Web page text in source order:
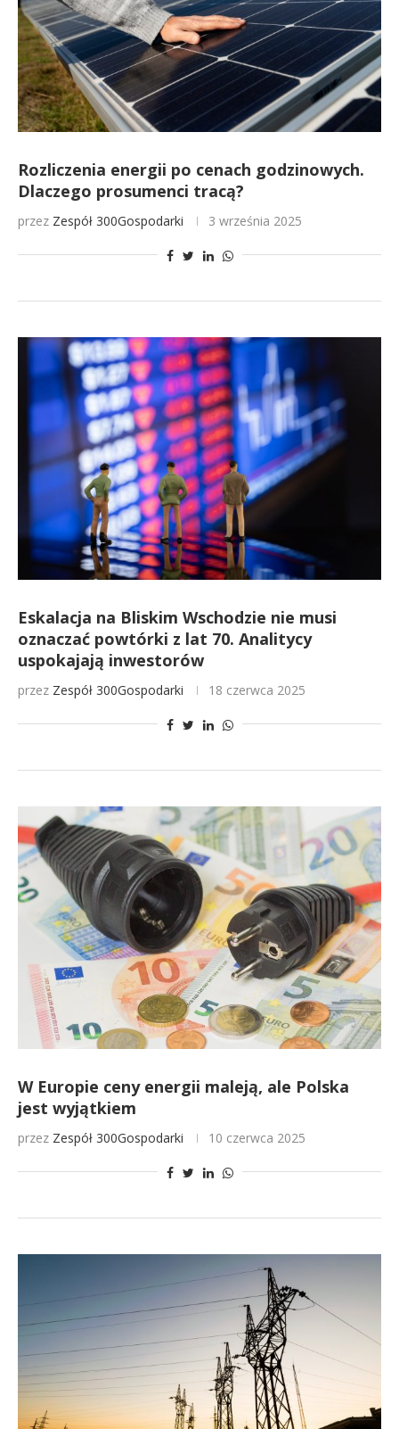
Rozliczenia energii po cenach godzinowych.
Dlaczego prosumenci tracą?
przez Zespół 300Gospodarki 3 września 2025
Eskalacja na Bliskim Wschodzie nie musi
oznaczać powtórki z lat 70. Analitycy
uspokajają inwestorów
przez Zespół 300Gospodarki 18 czerwca 2025
W Europie ceny energii maleją, ale Polska
jest wyjątkiem
przez Zespół 300Gospodarki 10 czerwca 2025